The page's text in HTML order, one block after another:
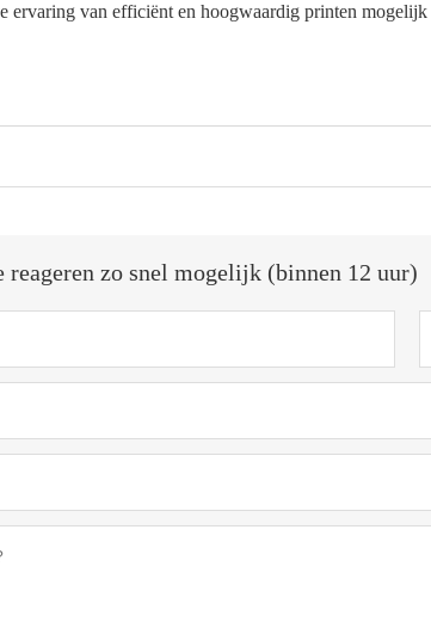
ervaring van efficiënt en hoogwaardig printen mogelijk
reageren zo snel mogelijk (binnen 12 uur)